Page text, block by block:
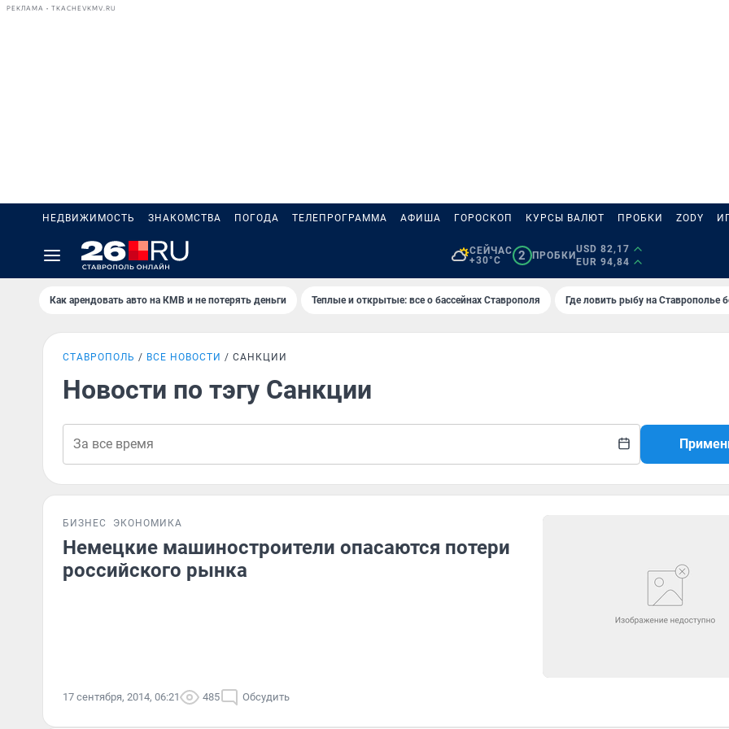
РЕКЛАМА • TKACHEVKMV.RU
НЕДВИЖИМОСТЬ ЗНАКОМСТВА ПОГОДА ТЕЛЕПРОГРАММА АФИША ГОРОСКОП КУРСЫ ВАЛЮТ ПРОБКИ ZODY
СЕЙЧАС
+30°C
2 ПРОБКИ
USD 82,17
EUR 94,84
Как арендовать авто на КМВ и не потерять деньги Теплые и открытые: все о бассейнах Ставрополя Где ловить рыбу на Ставрополье
СТАВРОПОЛЬ ВСЕ НОВОСТИ САНКЦИИ
Новости по тэгу Санкции
БИЗНЕС ЭКОНОМИКА
Немецкие машиностроители опасаются потери
российского рынка
17 сентября, 2014, 06:21 485 Обсудить